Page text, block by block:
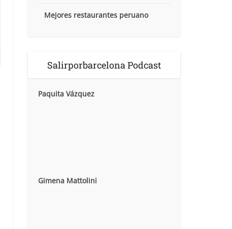
Mejores restaurantes peruano
Salirporbarcelona Podcast
Paquita Vázquez
Gimena Mattolini